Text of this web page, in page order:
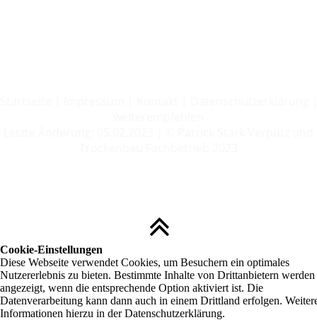
Cookie-Einstellungen
Diese Webseite verwendet Cookies, um Besuchern ein optimales
Nutzererlebnis zu bieten. Bestimmte Inhalte von Drittanbietern
angezeigt, wenn die entsprechende Option aktiviert ist. Die
Datenverarbeitung kann dann auch in einem Drittland erfolgen.
Informationen hierzu in der Datenschutzerklärung.